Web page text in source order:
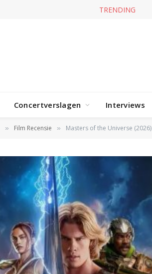
TRENDING
Concertverslagen Interviews
» Film Recensie » Masters of the Universe (2026)